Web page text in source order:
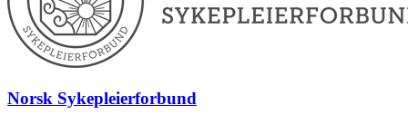
Norsk Sykepleierforbund